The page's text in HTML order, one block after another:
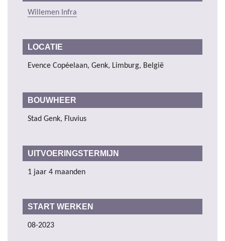
Willemen Infra
LOCATIE
Evence Copéelaan, Genk, Limburg, België
BOUWHEER
Stad Genk, Fluvius
UITVOERINGSTERMIJN
1 jaar 4 maanden
START WERKEN
08-2023